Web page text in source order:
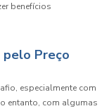
benefícios
pelo Preço
especialmente com
entanto, com algumas